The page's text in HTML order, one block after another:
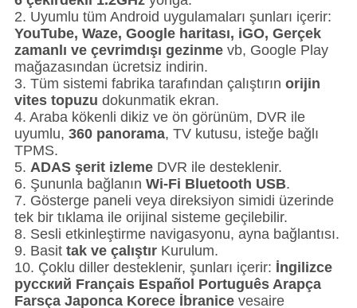
2. Uyumlu tüm Android uygulamaları şunları içerir:
YouTube, Waze, Google haritası, iGO, Gerçek
zamanlı ve çevrimdışı gezinmevb, Google Play
mağazasından ücretsiz indirin.
3. Tüm sistemi fabrika tarafından çalıştırın orijin
vites topuzu dokunmatik ekran.
4. Araba kökenli dikiz ve ön görünüm, DVR ile
uyumlu, 360 panorama, TV kutusu, isteğe bağlı
TPMS.
5. ADAS şerit izlemeDVR ile desteklenir.
6. Şununla bağlanın Wi-Fi Bluetooth USB.
7. Gösterge paneli veya direksiyon simidi üzerinde
tek bir tıklama ile orijinal sisteme geçilebilir.
8. Sesli etkinleştirme navigasyonu, ayna bağlantısı.
9. Basit tak ve çalıştırKurulum.
10. Çoklu diller desteklenir, şunları içerir: İngilizce
русский Français Español Português Arapça
Farsça Japonca Korece İbranicevesaire